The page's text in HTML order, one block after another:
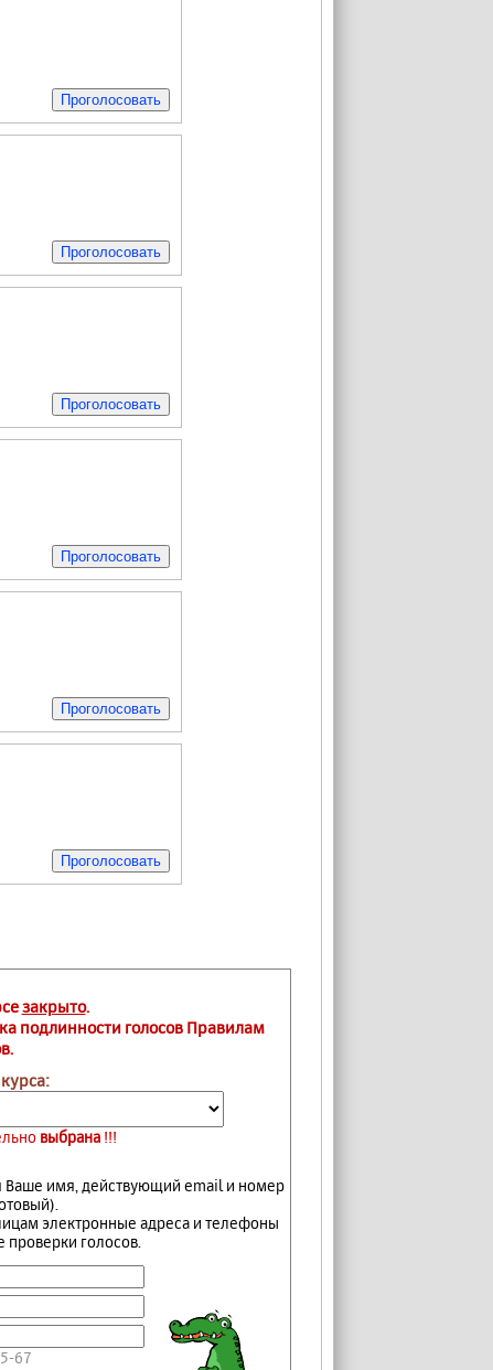
закрыто.
подлинности голосов Правилам
выбрана!!!
Ваше имя, действующий email и номер
электронные адреса и телефоны
проверки голосов.
67